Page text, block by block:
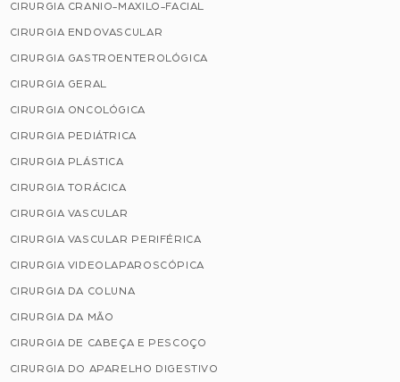
CIRURGIA CRANIO-MAXILO-FACIAL
CIRURGIA ENDOVASCULAR
CIRURGIA GASTROENTEROLÓGICA
CIRURGIA GERAL
CIRURGIA ONCOLÓGICA
CIRURGIA PEDIÁTRICA
CIRURGIA PLÁSTICA
CIRURGIA TORÁCICA
CIRURGIA VASCULAR
CIRURGIA VASCULAR PERIFÉRICA
CIRURGIA VIDEOLAPAROSCÓPICA
CIRURGIA DA COLUNA
CIRURGIA DA MÃO
CIRURGIA DE CABEÇA E PESCOÇO
CIRURGIA DO APARELHO DIGESTIVO